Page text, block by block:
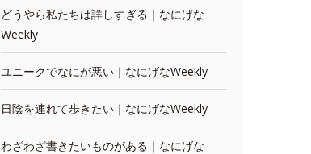
どうやら私たちは詳しすぎる｜なにげな
Weekly
ユニークでなにが悪い｜なにげなWeekly
日陰を連れて歩きたい｜なにげなWeekly
わざわざ書きたいものがある｜なにげな